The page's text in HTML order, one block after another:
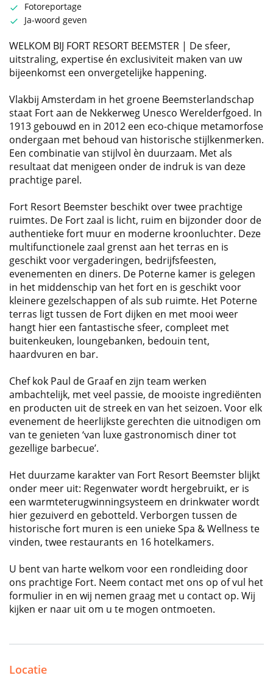
Fotoreportage
Ja-woord geven
WELKOM BIJ FORT RESORT BEEMSTER | De sfeer,
uitstraling, expertise én exclusiviteit maken van uw
bijeenkomst een onvergetelijke happening.
Vlakbij Amsterdam in het groene Beemsterlandschap
staat Fort aan de Nekkerweg Unesco Werelderfgoed. In
1913 gebouwd en in 2012 een eco-chique metamorfose
ondergaan met behoud van historische stijlkenmerken.
Een combinatie van stijlvol èn duurzaam. Met als
resultaat dat menigeen onder de indruk is van deze
prachtige parel.
Fort Resort Beemster beschikt over twee prachtige
ruimtes. De Fort zaal is licht, ruim en bijzonder door de
authentieke fort muur en moderne kroonluchter. Deze
multifunctionele zaal grenst aan het terras en is
geschikt voor vergaderingen, bedrijfsfeesten,
evenementen en diners. De Poterne kamer is gelegen
in het middenschip van het fort en is geschikt voor
kleinere gezelschappen of als sub ruimte. Het Poterne
terras ligt tussen de Fort dijken en met mooi weer
hangt hier een fantastische sfeer, compleet met
buitenkeuken, loungebanken, bedouin tent,
haardvuren en bar.
Chef kok Paul de Graaf en zijn team werken
ambachtelijk, met veel passie, de mooiste ingrediënten
en producten uit de streek en van het seizoen. Voor elk
evenement de heerlijkste gerechten die uitnodigen om
van te genieten ‘van luxe gastronomisch diner tot
gezellige barbecue’.
Het duurzame karakter van Fort Resort Beemster blijkt
onder meer uit: Regenwater wordt hergebruikt, er is
een warmteterugwinningsysteem en drinkwater wordt
hier gezuiverd en gebotteld. Verborgen tussen de
historische fort muren is een unieke Spa & Wellness te
vinden, twee restaurants en 16 hotelkamers.
U bent van harte welkom voor een rondleiding door
ons prachtige Fort. Neem contact met ons op of vul het
formulier in en wij nemen graag met u contact op. Wij
kijken er naar uit om u te mogen ontmoeten.
Locatie